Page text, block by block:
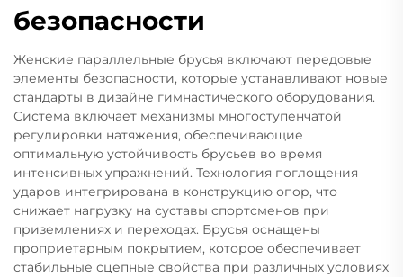
безопасности
Женские параллельные брусья включают передовые
элементы безопасности, которые устанавливают новые
стандарты в дизайне гимнастического оборудования.
Система включает механизмы многоступенчатой
регулировки натяжения, обеспечивающие
оптимальную устойчивость брусьев во время
интенсивных упражнений. Технология поглощения
ударов интегрирована в конструкцию опор, что
снижает нагрузку на суставы спортсменов при
приземлениях и переходах. Брусья оснащены
проприетарным покрытием, которое обеспечивает
стабильные сцепные свойства при различных условиях